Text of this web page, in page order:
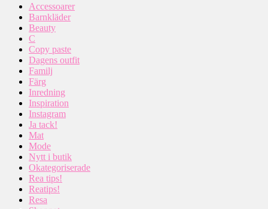
Accessoarer
Barnkläder
Beauty
C
Copy paste
Dagens outfit
Familj
Färg
Inredning
Inspiration
Instagram
Ja tack!
Mat
Mode
Nytt i butik
Okategoriserade
Rea tips!
Reatips!
Resa